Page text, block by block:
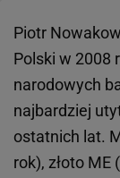
Piotr
Polski w 2008
narodowych
najbardziej
ostatnich lat.
rok), złoto